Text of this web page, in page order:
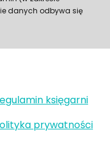
danych odbywa się
księgarni
prywatności